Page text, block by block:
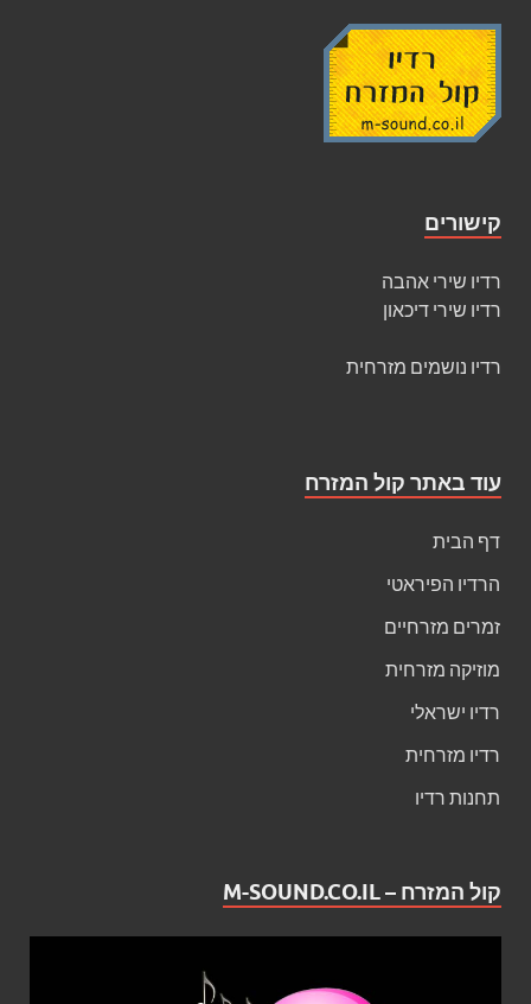
קישורים
רדיו שירי אהבה
רדיו שירי דיכאון
רדיו נושמים מזרחית
עוד באתר קול המזרח
דף הבית
הרדיו הפיראטי
זמרים מזרחיים
מוזיקה מזרחית
רדיו ישראלי
רדיו מזרחית
תחנות רדיו
קול המזרח – M-SOUND.CO.IL